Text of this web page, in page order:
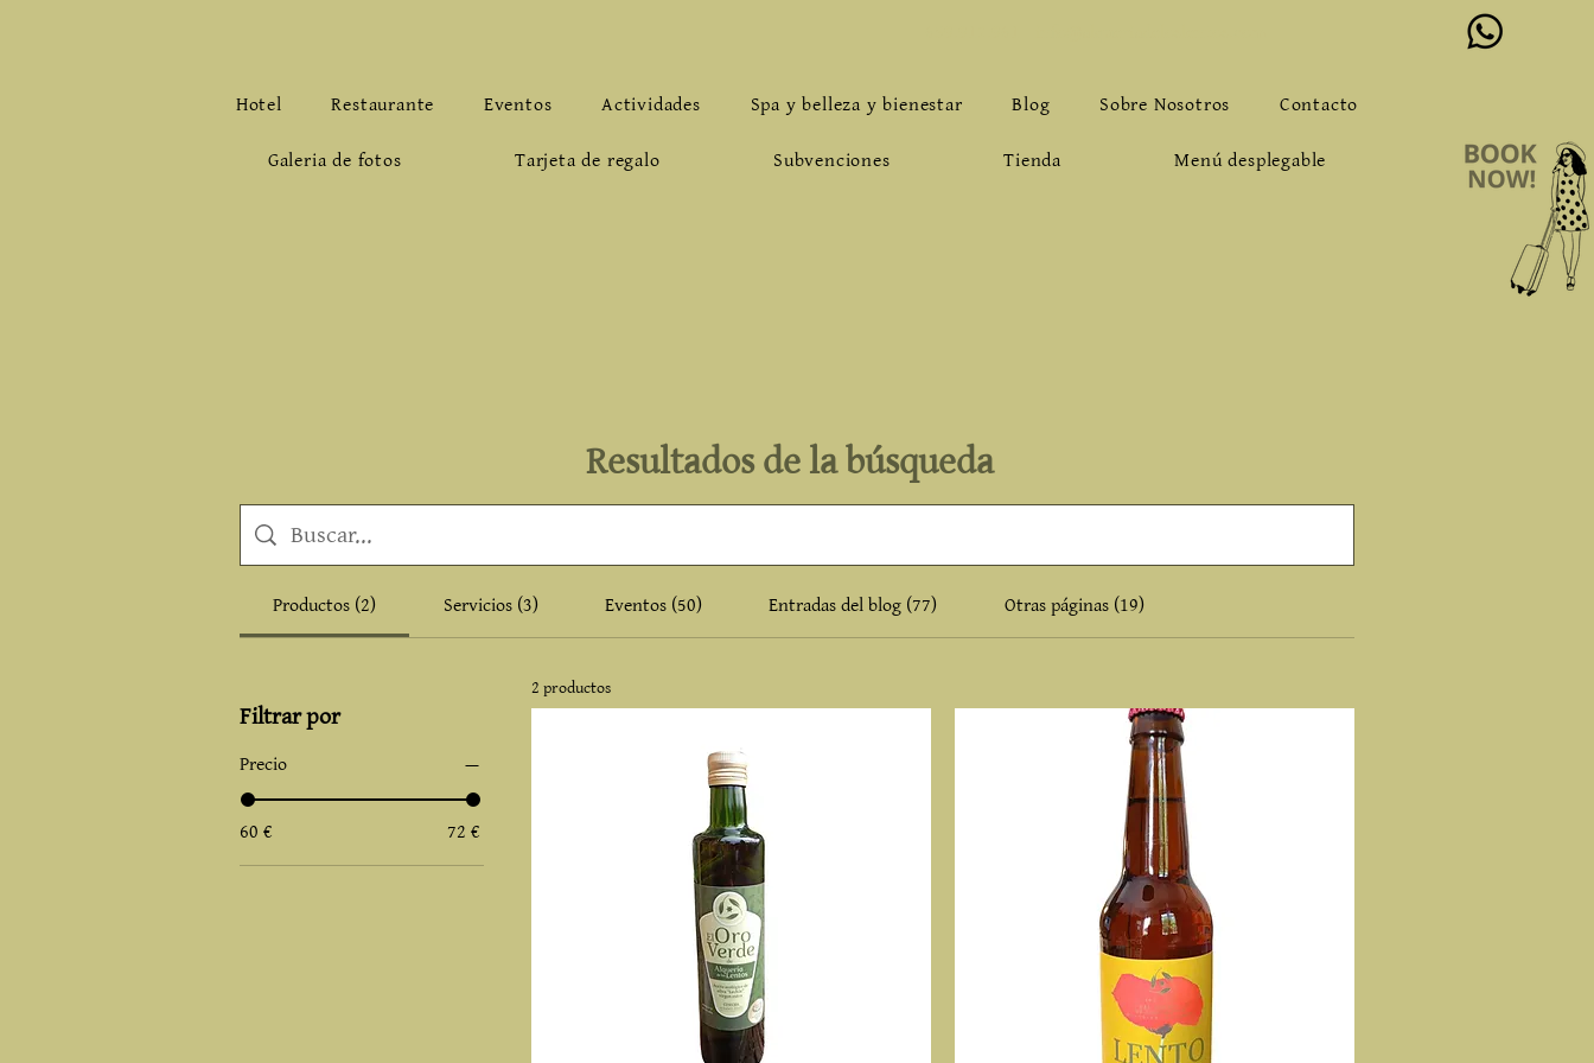
Hotel Restaurante Eventos Actividades Spa y belleza y bienestar Blog Sobre Nosotros Contacto
Galeria de fotos Tarjeta de regalo Subvenciones Tienda Menú desplegable
Resultados de la búsqueda
Productos (2) Servicios (3) Eventos (50) Entradas del blog (77) Otras páginas (19)
Filtrar por
Precio
60 € 72 €
2 productos